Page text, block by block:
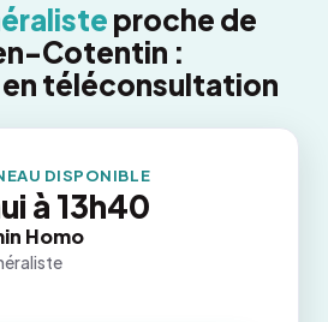
proche de
Cotentin :
en téléconsultation
DISPONIBLE
à 13h40
Homo